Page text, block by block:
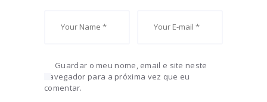
Guardar o meu nome, email e site neste
navegador para a próxima vez que eu
comentar.